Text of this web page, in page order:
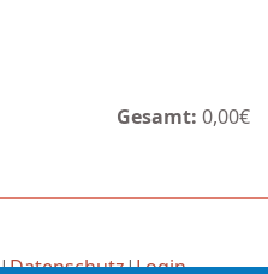
Gesamt: 0,00€
|Datenschutz|Login